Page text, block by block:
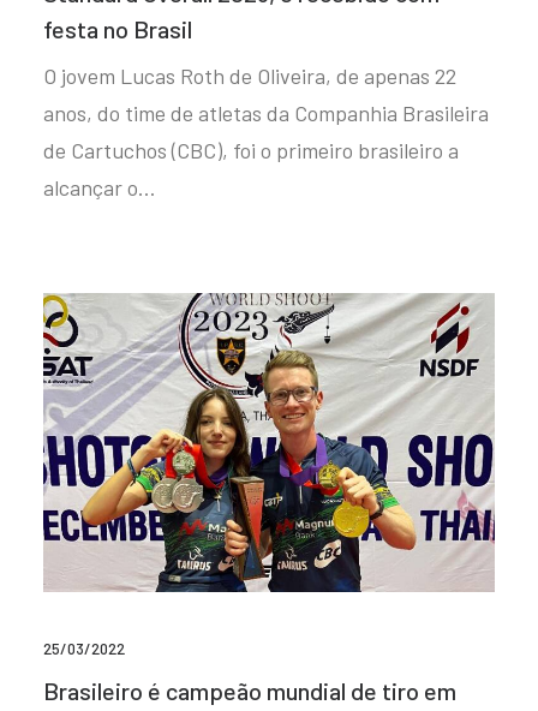
festa no Brasil
O jovem Lucas Roth de Oliveira, de apenas 22
anos, do time de atletas da Companhia Brasileira
de Cartuchos (CBC), foi o primeiro brasileiro a
alcançar o…
25/03/2022
Brasileiro é campeão mundial de tiro em